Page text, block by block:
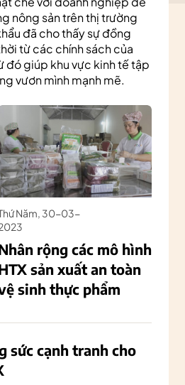
nông sản trên thị trường
đã cho thấy sự đồng
từ các chính sách của
đó giúp khu vực kinh tế tập
vươn mình mạnh mẽ.
Năm, 30-03-
rộng các mô hình
sản xuất an toàn
sinh thực phẩm
sức cạnh tranh cho